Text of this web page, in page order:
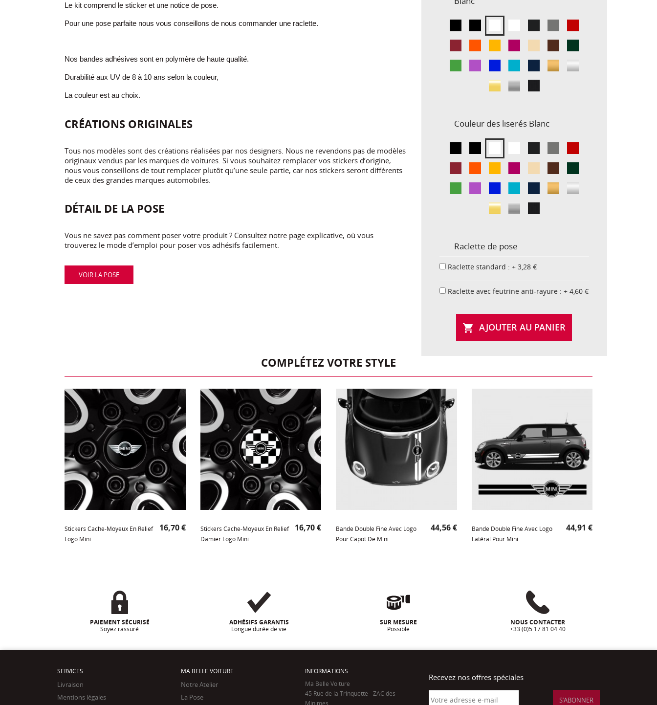
Le kit comprend le sticker et une notice de pose.
Pour une pose parfaite nous vous conseillons de nous commander une raclette.
Nos bandes adhésives sont en polymère de haute qualité.
Durabilité aux UV de 8 à 10 ans selon la couleur,
La couleur est au choix.
CRÉATIONS ORIGINALES
Tous nos modèles sont des créations réalisées par nos designers. Nous ne revendons pas de modèles
originaux vendus par les marques de voitures. Si vous souhaitez remplacer vos stickers d’origine,
nous vous conseillons de tout remplacer plutôt qu’une seule partie, car nos stickers seront différents
de ceux des grandes marques automobiles.
DÉTAIL DE LA POSE
Vous ne savez pas comment poser votre produit ? Consultez notre page explicative, où vous
trouverez le mode d’emploi pour poser vos adhésifs facilement.
VOIR LA POSE
Couleur des liserés Blanc
Raclette de pose
Raclette standard : + 3,28 €
Raclette avec feutrine anti-rayure : + 4,60 €
 AJOUTER AU PANIER
COMPLÉTEZ VOTRE STYLE
Stickers Cache-Moyeux En Relief
Logo Mini
Prix
16,70 €
Stickers Cache-Moyeux En Relief
Damier Logo Mini
Prix
16,70 €
Bande Double Fine Avec Logo
Pour Capot De Mini
Prix
44,56 €
Bande Double Fine Avec Logo
Latéral Pour Mini
Prix
44,91 €
PAIEMENT SÉCURISÉ
Soyez rassuré
ADHÉSIFS GARANTIS
Longue durée de vie
SUR MESURE
Possible
NOUS CONTACTER
+33 (0)5 17 81 04 40
SERVICES
Livraison
Mentions légales
MA BELLE VOITURE
Notre Atelier
La Pose
INFORMATIONS
Ma Belle Voiture
45 Rue de la Trinquette - ZAC des
Minimes
Recevez nos offres spéciales